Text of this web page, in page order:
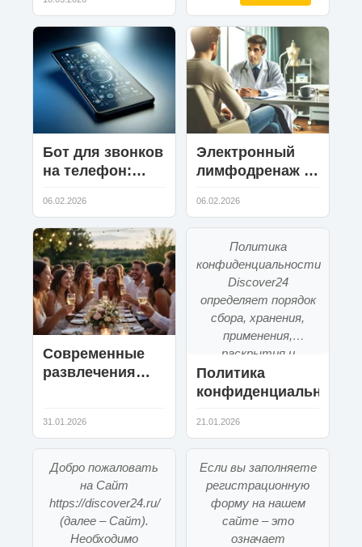
только в 1986
году
Бот для звонков
на телефон:
и технологии
ASR/TTS
06.02.2026
Электронный
лимфодренаж в
06.02.2026
Современные
развлечения
31.01.2026
Политика
конфиденциальности
Discover24
определяет порядок
сбора, хранения,
применения,
раскрытия и
передачи
информации, ...
Политика
конфиденциальности
21.01.2026
Добро пожаловать
на Сайт
https://discover24.ru/
(далее – Сайт).
Необходимо
Если вы заполняете
регистрационную
форму на нашем
сайте – это
означает